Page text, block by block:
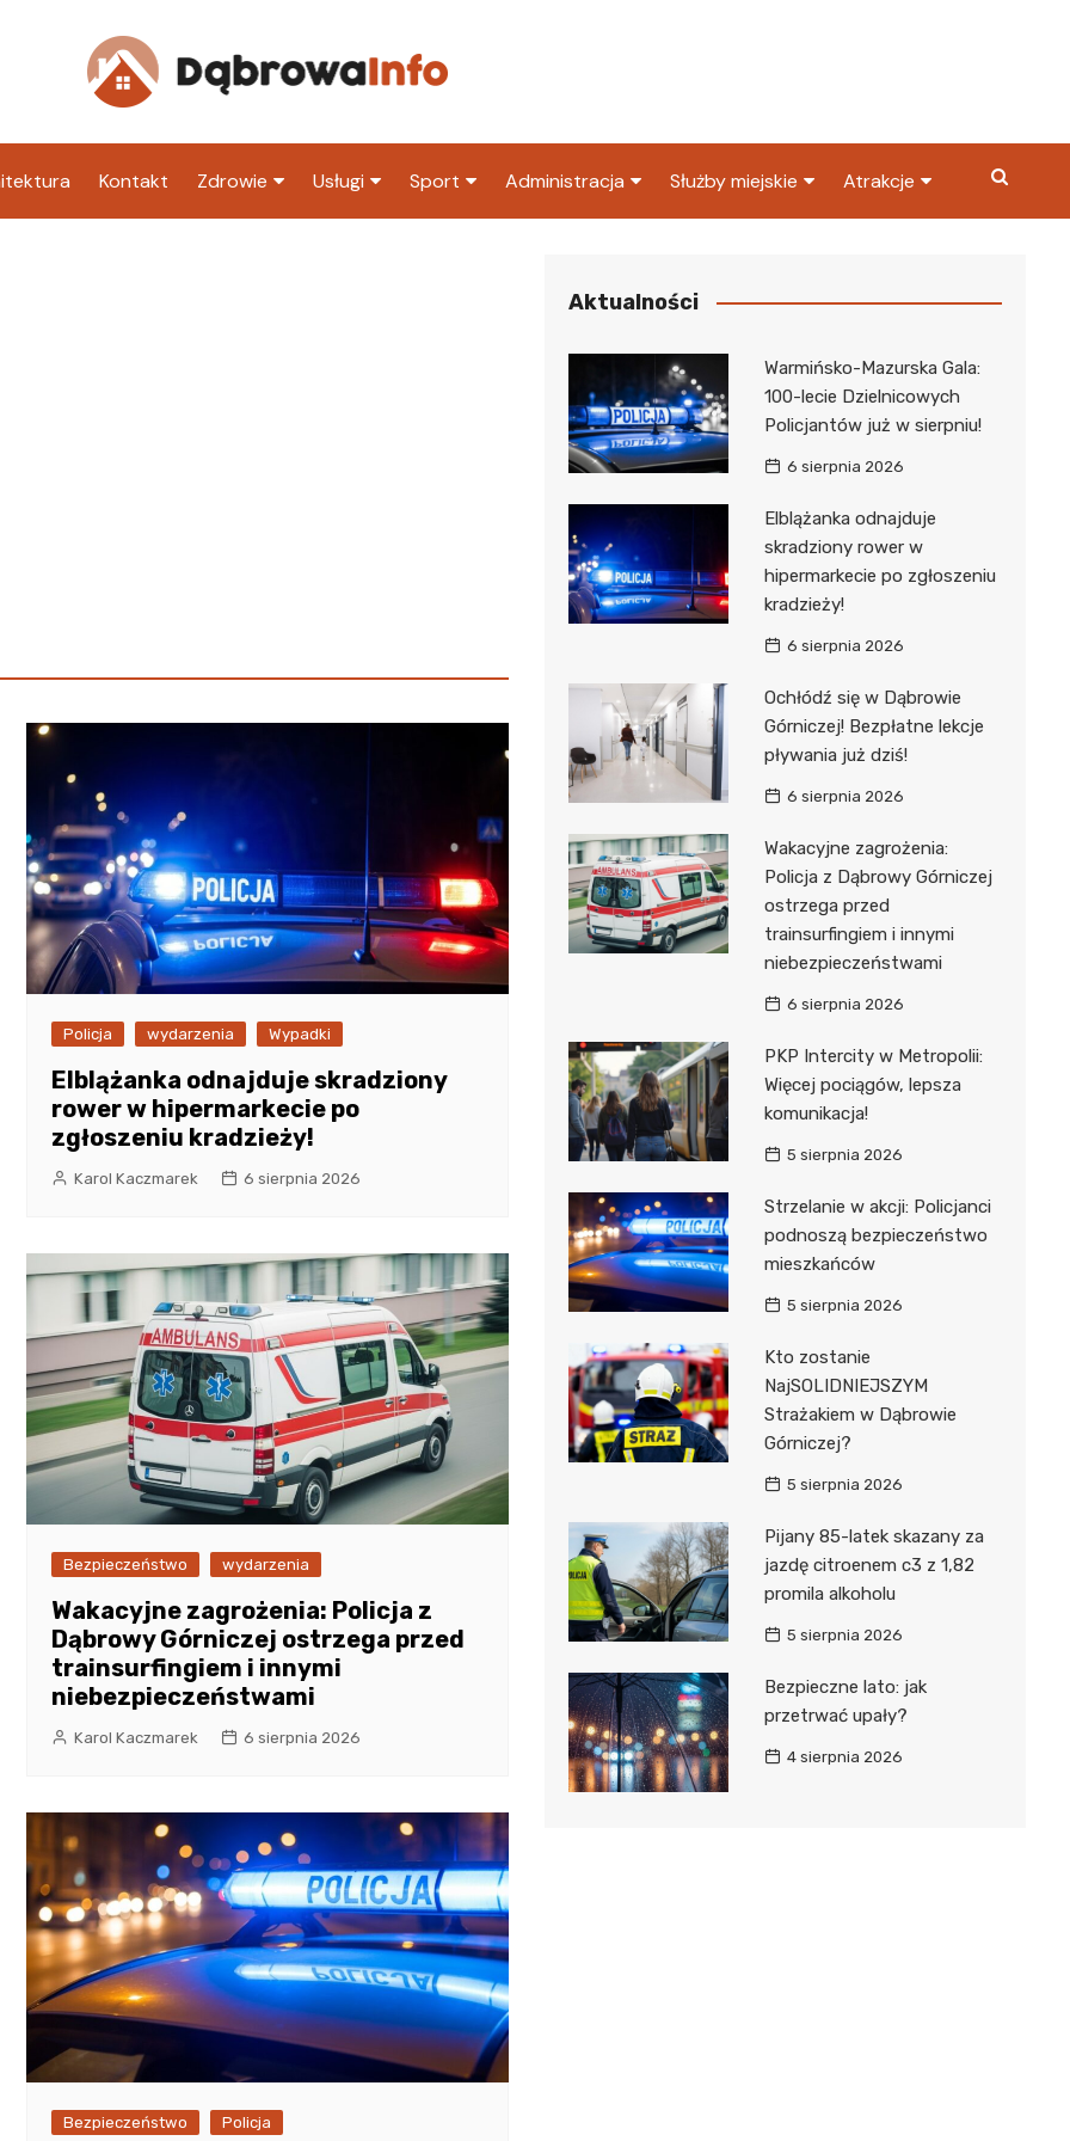
Kontakt Zdrowie Usługi
Księgarnia
Sport Administracja
Urząd Skarbowy
Służby miejskie
Policja
Atrakcje
Policja wydarzenia Wypadki
Elblążanka odnajduje skradziony
rower w hipermarkecie po
zgłoszeniu kradzieży!
Karol Kaczmarek 6 sierpnia 2026
Bezpieczeństwo wydarzenia
Wakacyjne zagrożenia: Policja z
Dąbrowy Górniczej ostrzega przed
trainsurfingiem i innymi
niebezpieczeństwami
Karol Kaczmarek 6 sierpnia 2026
Bezpieczeństwo Policja
Aktualności
Warmińsko-Mazurska Gala:
100-lecie Dzielnicowych
Policjantów już w sierpniu!
6 sierpnia 2026
Elblążanka odnajduje
skradziony rower w
hipermarkecie po zgłoszeniu
kradzieży!
6 sierpnia 2026
Ochłódź się w Dąbrowie
Górniczej! Bezpłatne lekcje
pływania już dziś!
6 sierpnia 2026
Wakacyjne zagrożenia:
Policja z Dąbrowy Górniczej
ostrzega przed
trainsurfingiem i innymi
niebezpieczeństwami
6 sierpnia 2026
PKP Intercity w Metropolii:
Więcej pociągów, lepsza
komunikacja!
5 sierpnia 2026
Strzelanie w akcji: Policjanci
podnoszą bezpieczeństwo
mieszkańców
5 sierpnia 2026
Kto zostanie
NajSOLIDNIEJSZYM
Strażakiem w Dąbrowie
Górniczej?
5 sierpnia 2026
Pijany 85-latek skazany za
jazdę citroenem c3 z 1,82
promila alkoholu
5 sierpnia 2026
Bezpieczne lato: jak
przetrwać upały?
4 sierpnia 2026